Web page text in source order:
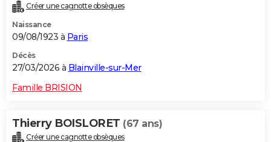
PROGRAMME TV
COPAINS D'AVANT
S'inscrire
Se connecter
Lycées
Collèges
Primaires
Universités
Entreprises
Service militaire
Avis de recherche
AVIS DE DÉCÈS
Créer une cagnotte obsèques
Naissance
09/08/1923 à Paris
Décès
27/03/2026 à Blainville-sur-Mer
Famille BRISION
Thierry BOISLORET (67 ans)
Créer une cagnotte obsèques